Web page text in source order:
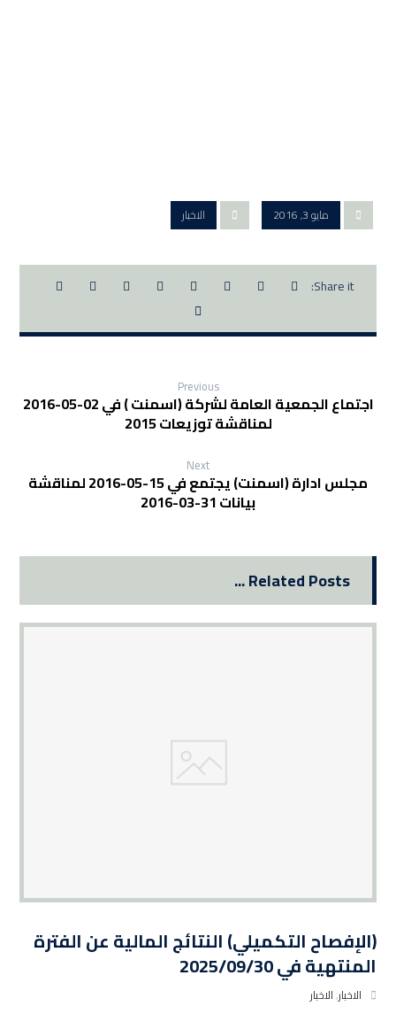
مايو 3, 2016 الاخبار
Previous
اجتماع الجمعية العامة لشركة (اسمنت ) في 02-05-2016
لمناقشة توزيعات 2015
Next
مجلس ادارة (اسمنت) يجتمع في 15-05-2016 لمناقشة
بيانات 31-03-2016
Related Posts ...
(الإفصاح التكميلي) النتائج المالية عن الفترة
المنتهية في 2025/09/30
الاخبار,الاخبار